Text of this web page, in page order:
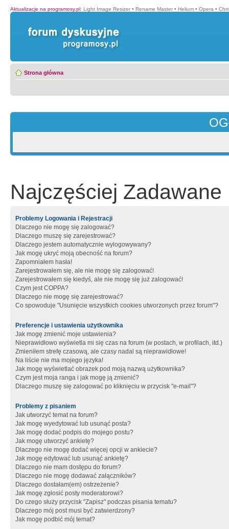
Aktualizacje na programosy.pl: Light Image Resizer • Rename Master • Helium • Opera •
Strona główna
Najczęściej Zadawane
Problemy Logowania i Rejestracji
Dlaczego nie mogę się zalogować?
Dlaczego muszę się zarejestrować?
Dlaczego jestem automatycznie wylogowywany?
Jak mogę ukryć moją obecność na forum?
Zapomniałem hasła!
Zarejestrowałem się, ale nie mogę się zalogować!
Zarejestrowałem się kiedyś, ale nie mogę się już zalogować!
Czym jest COPPA?
Dlaczego nie mogę się zarejestrować?
Co spowoduje "Usunięcie wszystkich cookies utworzonych przez forum"?
Preferencje i ustawienia użytkownika
Jak mogę zmienić moje ustawienia?
Nieprawidłowo wyświetla mi się czas na forum (w postach, w profilach, itd.)
Zmieniłem strefę czasową, ale czasy nadal są nieprawidłowe!
Na liście nie ma mojego języka!
Jak mogę wyświetlać obrazek pod moją nazwą użytkownika?
Czym jest moja ranga i jak mogę ją zmienić?
Dlaczego muszę się zalogować po kliknięciu w przycisk "e-mail"?
Problemy z pisaniem
Jak utworzyć temat na forum?
Jak mogę wyedytować lub usunąć posta?
Jak mogę dodać podpis do mojego postu?
Jak mogę utworzyć ankietę?
Dlaczego nie mogę dodać więcej opcji w ankiecie?
Jak mogę edytować lub usunąć ankietę?
Dlaczego nie mam dostępu do forum?
Dlaczego nie mogę dodawać załączników?
Dlaczego dostałam(em) ostrzeżenie?
Jak mogę zgłosić posty moderatorowi?
Do czego służy przycisk "Zapisz" podczas pisania tematu?
Dlaczego mój post musi być zatwierdzony?
Jak mogę podbić mój temat?